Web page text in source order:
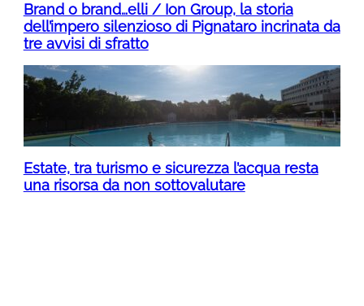
Brand o brand…elli / Ion Group, la storia
dell’impero silenzioso di Pignataro incrinata da
tre avvisi di sfratto
Estate, tra turismo e sicurezza l’acqua resta
una risorsa da non sottovalutare